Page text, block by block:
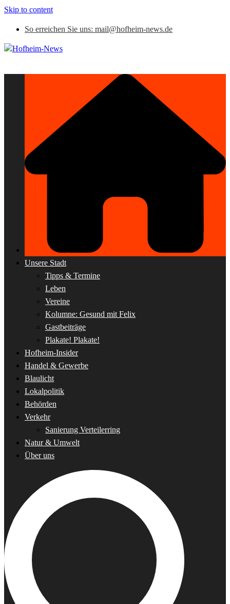
Skip to content
So erreichen Sie uns: mail@hofheim-news.de
Unsere Stadt
Tipps & Termine
Leben
Vereine
Kolumne: Gesund mit Felix
Gastbeiträge
Plakate! Plakate!
Hofheim-Insider
Handel & Gewerbe
Blaulicht
Lokalpolitik
Behörden
Verkehr
Sanierung Verteilerring
Natur & Umwelt
Über uns